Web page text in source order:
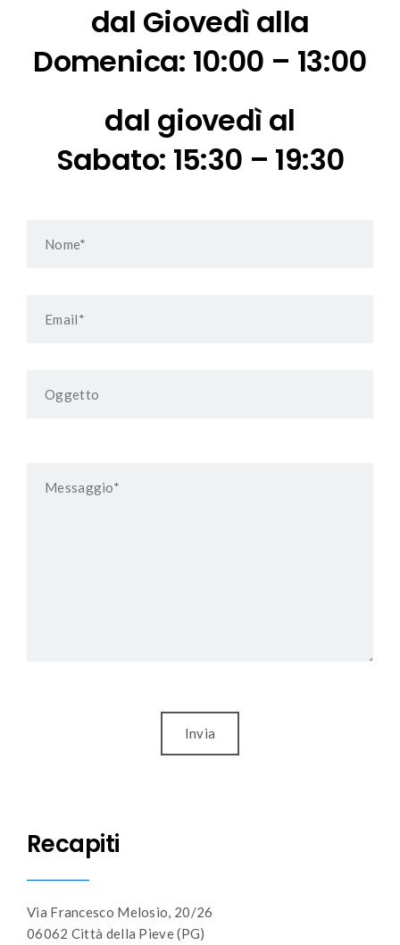
dal Giovedì alla
Domenica: 10:00 – 13:00
dal giovedì al
Sabato: 15:30 – 19:30
Recapiti
Via Francesco Melosio, 20/26
06062 Città della Pieve (PG)